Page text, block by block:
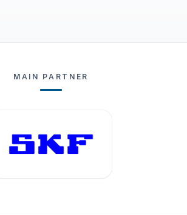
MAIN PARTNER